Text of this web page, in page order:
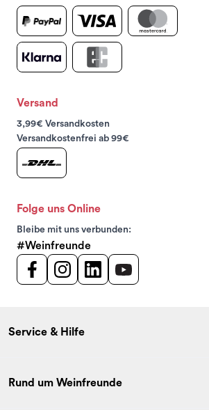
Versand
3,99€ Versandkosten
Versandkostenfrei ab 99€
Folge uns Online
Bleibe mit uns verbunden:
#Weinfreunde
Service & Hilfe
Rund um Weinfreunde